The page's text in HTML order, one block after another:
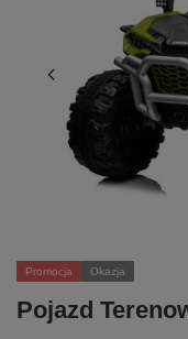
Promocja Okazja
Pojazd